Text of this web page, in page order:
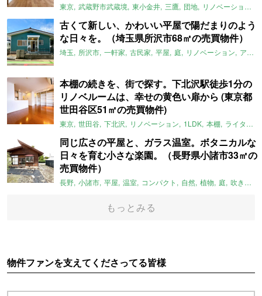
東京 武蔵野市武蔵境 東小金井 三鷹 団地 リノベーション
古くて新しい、かわいい平屋で陽だまりのよう
な日々を。（埼玉県所沢市68㎡の売買物件）
埼玉 所沢市 一軒家 古民家 平屋 庭 リノベーション アメリカンハウス
本棚の続きを、街で探す。下北沢駅徒歩1分の
リノベルームは、幸せの黄色い扉から (東京都
世田谷区51㎡の売買物件)
東京 世田谷 下北沢 リノベーション 1LDK 本棚 ライター：ほしりょうこ
同じ広さの平屋と、ガラス温室。ボタニカルな
日々を育む小さな楽園。（長野県小諸市33㎡の
売買物件）
長野 小諸市 平屋 温室 コンパクト 自然 植物 庭 吹き抜け
もっとみる
物件ファンを支えてくださってる皆様